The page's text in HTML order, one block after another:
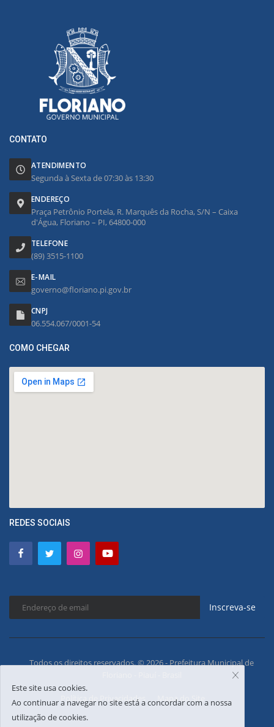
CONTATO
ATENDIMENTO
Segunda à Sexta de 07:30 às 13:30
ENDEREÇO
Praça Petrônio Portela, R. Marquês da Rocha, S/N – Caixa
d'Água, Floriano – PI, 64800-000
TELEFONE
(89) 3515-1100
E-MAIL
governo@floriano.pi.gov.br
CNPJ
06.554.067/0001-54
COMO CHEGAR
REDES SOCIAIS
Inscreva-se
Todos os direitos reservados. © 2026 - Prefeitura Municipal de
Política de Privacidades Mapa do Site
Este site usa cookies.
Ao continuar a navegar no site está a concordar com a nossa
utilização de cookies.